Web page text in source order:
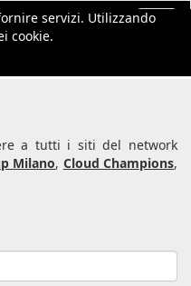
servizi. Utilizzando
cookie.
a tutti i siti del network
Milano, Cloud Champions,